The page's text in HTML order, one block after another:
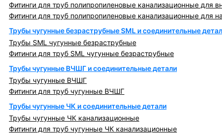
Фитинги для труб полипропиленовые канализационные для
Фитинги для труб полипропиленовые канализационные для
Трубы чугунные безраструбные SML и соединительные
Трубы SML чугунные безраструбные
Фитинги для труб SML чугунные безраструбные
Трубы чугунные ВЧШГ и соединительные детали
Трубы чугунные ВЧШГ
Фитинги для труб чугунные ВЧШГ
Трубы чугунные ЧК и соединительные детали
Трубы чугунные ЧК канализационные
Фитинги для труб чугунные ЧК канализационные